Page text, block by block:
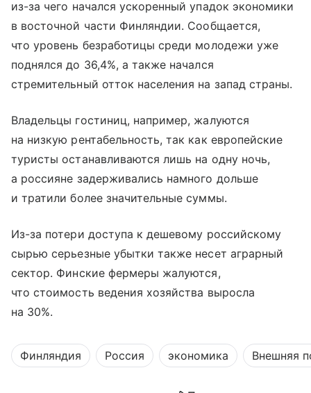
из-за чего начался ускоренный упадок экономики
в восточной части Финляндии. Сообщается,
что уровень безработицы среди молодежи уже
поднялся до 36,4%, а также начался
стремительный отток населения на запад страны.
Владельцы гостиниц, например, жалуются
на низкую рентабельность, так как европейские
туристы останавливаются лишь на одну ночь,
а россияне задерживались намного дольше
и тратили более значительные суммы.
Из-за потери доступа к дешевому российскому
сырью серьезные убытки также несет аграрный
сектор. Финские фермеры жалуются,
что стоимость ведения хозяйства выросла
на 30%.
Финляндия Россия экономика Внешняя